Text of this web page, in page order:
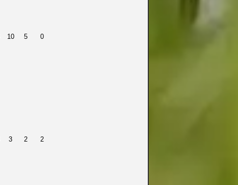
10 5 0
3 2 2